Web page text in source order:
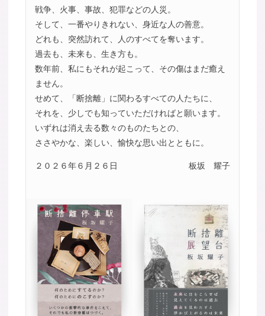
戦争、火事、事故、犯罪などの人災。
そして、一番やりきれない、身近な人の善意。
どれも、突然訪れて、人のすべてを奪います。
過去も、未来も、生き方も。
数年前、私にもそれが起こって、その傷はまだ癒え
ません。
せめて、「断捨離」に関わるすべての人たちに、
それを、少しでも知っていただければと願います。
いずれは消え去る数々のものたちとの、
ささやかな、楽しい、愉快な思い出とともに。
２０２６年６月２６日 板坂 耀子